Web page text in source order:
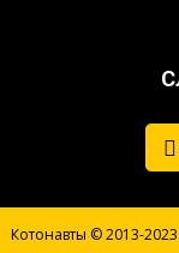
Котонавты © 2013-